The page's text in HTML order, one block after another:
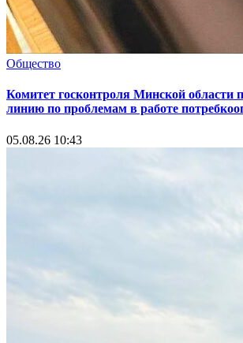
Общество
Комитет госконтроля Минской области
линию по проблемам в работе
05.08.26 10:43